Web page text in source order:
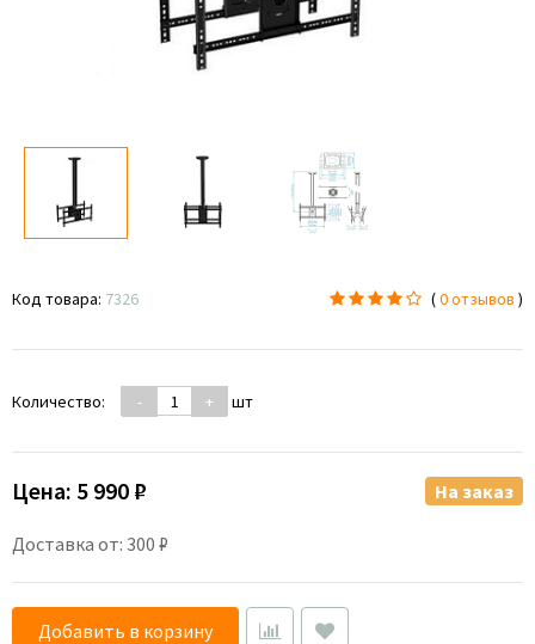
Код товара: 7326 (0 отзывов )
Количество: - + шт
Цена: 5 990 ₽
Доставка от: 300 ₽
На заказ
Добавить в корзину